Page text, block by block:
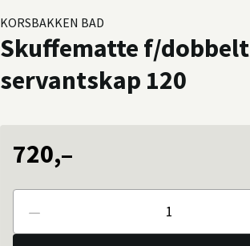
KORSBAKKEN BAD
Skuffematte f/dobbelt
servantskap 120
720,–
Antall